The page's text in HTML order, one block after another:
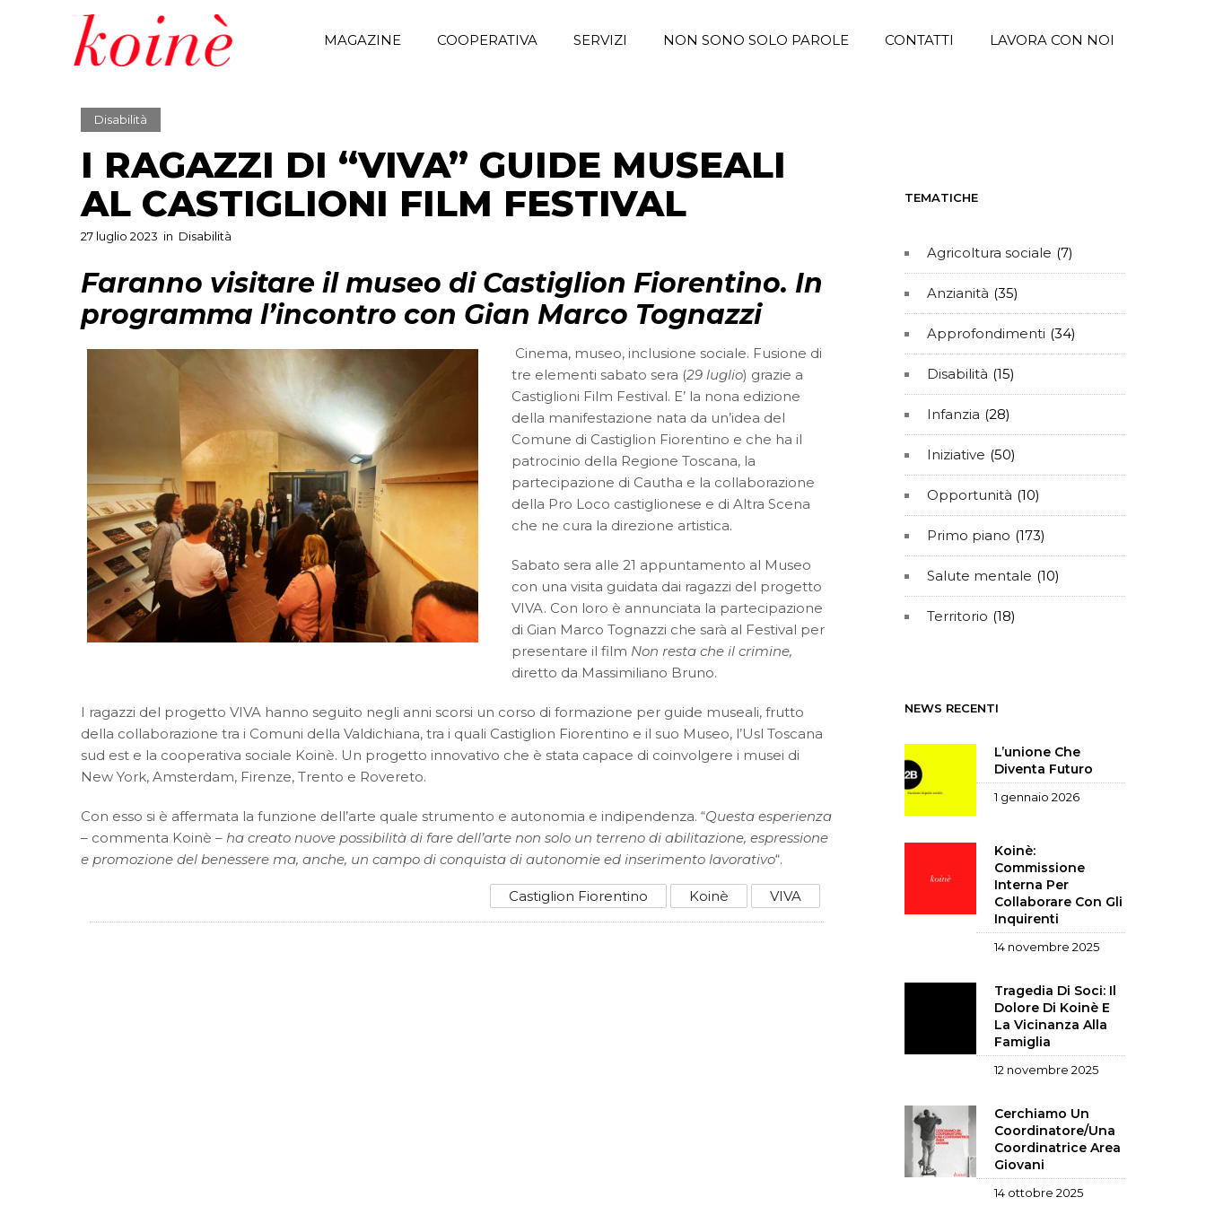
MAGAZINE COOPERATIVA SERVIZI NON SONO SOLO PAROLE CONTATTI LAVORA CON NOI
Disabilità
I RAGAZZI DI “VIVA” GUIDE MUSEALI
AL CASTIGLIONI FILM FESTIVAL
27 luglio 2023 in Disabilità
Faranno visitare il museo di Castiglion Fiorentino. In
programma l’incontro con Gian Marco Tognazzi
Cinema, museo, inclusione sociale. Fusione di
tre elementi sabato sera (29 luglio) grazie a
Castiglioni Film Festival. E’ la nona edizione
della manifestazione nata da un’idea del
Comune di Castiglion Fiorentino e che ha il
patrocinio della Regione Toscana, la
partecipazione di Cautha e la collaborazione
della Pro Loco castiglionese e di Altra Scena
che ne cura la direzione artistica.
Sabato sera alle 21 appuntamento al Museo
con una visita guidata dai ragazzi del progetto
VIVA. Con loro è annunciata la partecipazione
di Gian Marco Tognazzi che sarà al Festival per
presentare il film Non resta che il crimine,
diretto da Massimiliano Bruno.
I ragazzi del progetto VIVA hanno seguito negli anni scorsi un corso di formazione per guide museali, frutto
della collaborazione tra i Comuni della Valdichiana, tra i quali Castiglion Fiorentino e il suo Museo, l’Usl Toscana
sud est e la cooperativa sociale Koinè. Un progetto innovativo che è stata capace di coinvolgere i musei di
New York, Amsterdam, Firenze, Trento e Rovereto.
Con esso si è affermata la funzione dell’arte quale strumento e autonomia e indipendenza. “Questa esperienza
– commenta Koinè – ha creato nuove possibilità di fare dell’arte non solo un terreno di abilitazione, espressione
e promozione del benessere ma, anche, un campo di conquista di autonomie ed inserimento lavorativo“.
Castiglion Fiorentino Koinè VIVA
TEMATICHE
Agricoltura sociale (7)
Anzianità (35)
Approfondimenti (34)
Disabilità (15)
Infanzia (28)
Iniziative (50)
Opportunità (10)
Primo piano (173)
Salute mentale (10)
Territorio (18)
NEWS RECENTI
L’unione Che
Diventa Futuro
1 gennaio 2026
Koinè:
Commissione
Interna Per
Collaborare Con Gli
Inquirenti
14 novembre 2025
Tragedia Di Soci: Il
Dolore Di Koinè E
La Vicinanza Alla
Famiglia
12 novembre 2025
Cerchiamo Un
Coordinatore/una
Coordinatrice Area
Giovani
14 ottobre 2025